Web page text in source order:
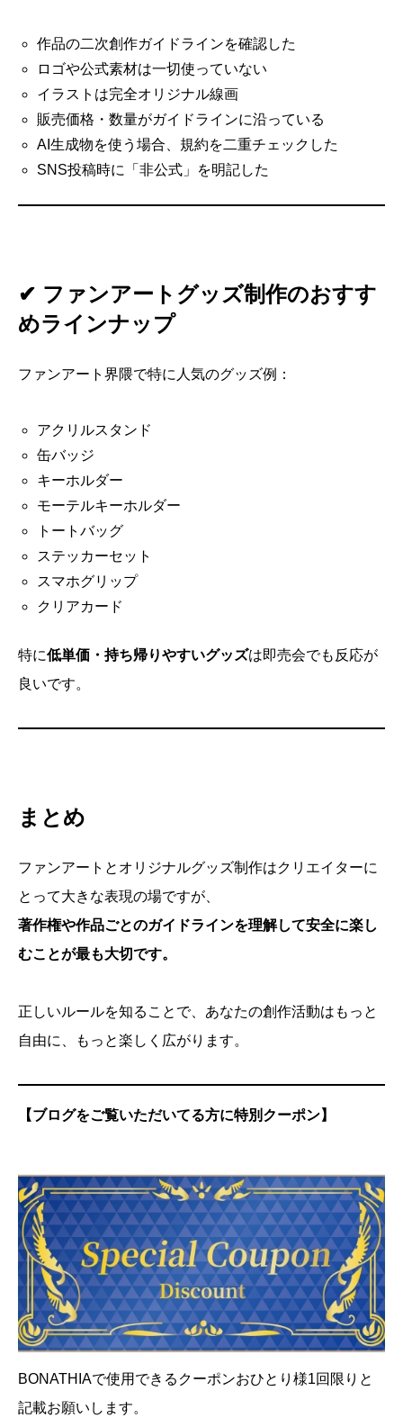
作品の二次創作ガイドラインを確認した
ロゴや公式素材は一切使っていない
イラストは完全オリジナル線画
販売価格・数量がガイドラインに沿っている
AI生成物を使う場合、規約を二重チェックした
SNS投稿時に「非公式」を明記した
✔ ファンアートグッズ制作のおすす
めラインナップ
ファンアート界隈で特に人気のグッズ例：
アクリルスタンド
缶バッジ
キーホルダー
モーテルキーホルダー
トートバッグ
ステッカーセット
スマホグリップ
クリアカード
特に低単価・持ち帰りやすいグッズは即売会でも反応が
良いです。
まとめ
ファンアートとオリジナルグッズ制作はクリエイターに
とって大きな表現の場ですが、
著作権や作品ごとのガイドラインを理解して安全に楽し
むことが最も大切です。
正しいルールを知ることで、あなたの創作活動はもっと
自由に、もっと楽しく広がります。
【ブログをご覧いただいてる方に特別クーポン】
BONATHIAで使用できるクーポンおひとり様1回限りと
記載お願いします。